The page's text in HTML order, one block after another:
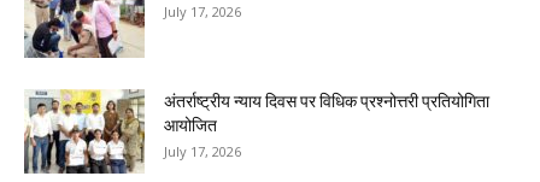
July 17, 2026
अंतर्राष्ट्रीय न्याय दिवस पर विधिक प्रश्नोत्तरी प्रतियोगिता
आयोजित
July 17, 2026